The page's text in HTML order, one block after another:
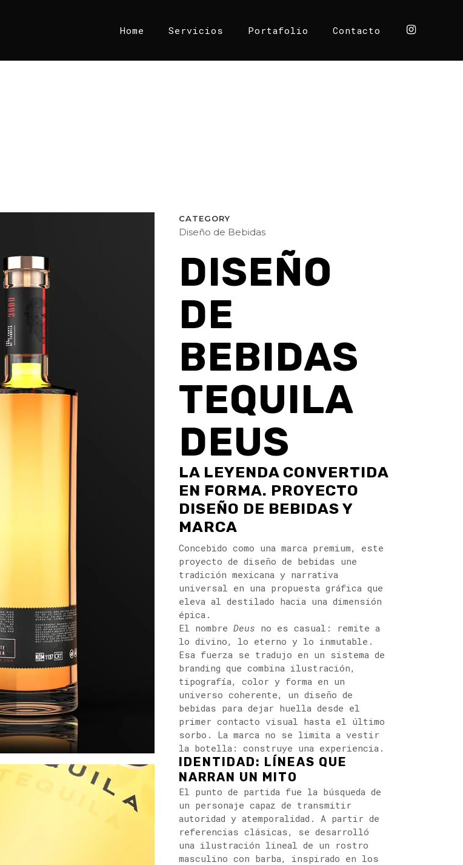
Home Servicios Portafolio Contacto
CATEGORY
Diseño de Bebidas
DISEÑO
DE
BEBIDAS
TEQUILA
DEUS
LA LEYENDA CONVERTIDA
EN FORMA. PROYECTO
DISEÑO DE BEBIDAS Y
MARCA
Concebido como una marca premium, este
proyecto de diseño de bebidas une
tradición mexicana y narrativa
universal en una propuesta gráfica que
eleva al destilado hacia una dimensión
épica.
El nombreDeus no es casual: remite a
lo divino, lo eterno y lo inmutable.
Esa fuerza se tradujo en un sistema de
branding que combina ilustración,
tipografía, color y forma en un
universo coherente, un diseño de
bebidas para dejar huella desde el
primer contacto visual hasta el último
sorbo. La marca no se limita a vestir
la botella: construye una experiencia.
IDENTIDAD: LÍNEAS QUE
NARRAN UN MITO
El punto de partida fue la búsqueda de
un personaje capaz de transmitir
autoridad y atemporalidad. A partir de
referencias clásicas, se desarrolló
una ilustración lineal de un rostro
masculino con barba, inspirado en los